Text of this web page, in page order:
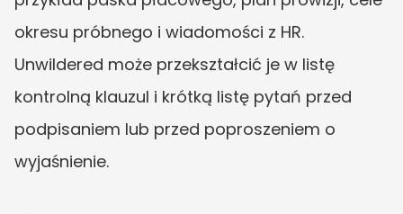
okresu próbnego i wiadomości z HR.
Unwildered może przekształcić je w listę
kontrolną klauzul i krótką listę pytań przed
podpisaniem lub przed poproszeniem o
wyjaśnienie.